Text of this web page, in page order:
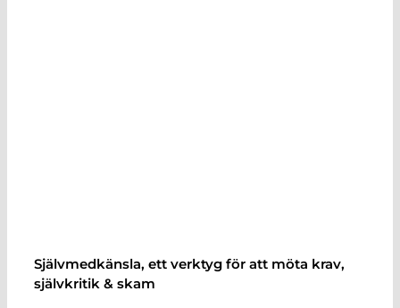
Självmedkänsla, ett verktyg för att möta krav,
självkritik & skam